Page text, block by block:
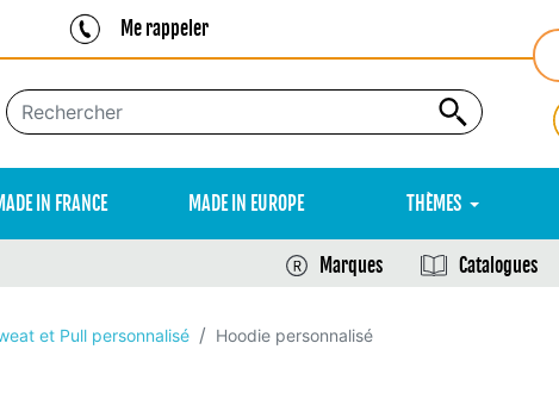
Me rappeler
IN FRANCE MADE IN EUROPE THÈMES
Marques Catalogues
et Pull personnalisé Hoodie personnalisé